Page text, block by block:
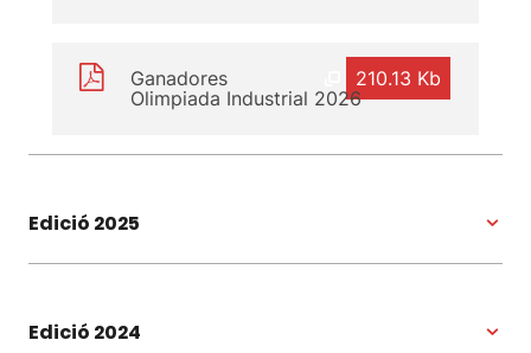
210.13 Kb
Ganadores
Olimpiada Industrial 2026
Edició 2025
Edició 2024